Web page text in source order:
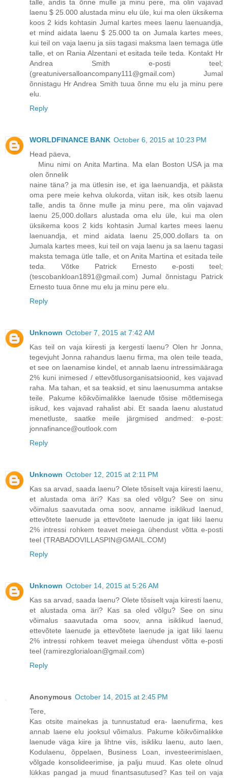
talle, andis ta õnne mulle ja minu pere, ma olin vajavad
laenu $ 25.000 alustada minu elu üle, kui ma olen üksikema
koos 2 kids kohtasin Jumal kartes mees laenu laenuandja,
et mind aidata laenu $ 25.000 ta on Jumala kartes mees,
kui teil on vaja laenu ja siis tagasi maksma laen temaga ütle
talle, et on Rania Alzentani et esitada teile teda. Kontakt Hr
Andrea Smith e-posti teel;
(greatuniversalloancompany111@gmail.com) Jumal
õnnistagu Hr Andrea Smith tuua õnne mu elu ja minu pere
elu.
Reply
WORLDFINANCE BANK October 6, 2015 at 10:23 PM
Head päeva,
Minu nimi on Anita Martina. Ma elan Boston USA ja ma
olen õnnelik
naine täna? ja ma ütlesin ise, et iga laenuandja, et päästa
oma pere meie kehva olukorda, viitan isik, kes otsib laenu
talle, andis ta õnne mulle ja minu pere, ma olin vajavad
laenu 25,000.dollars alustada oma elu üle, kui ma olen
üksikema koos 2 kids kohtasin Jumal kartes mees laenu
laenuandja, et mind aidata laenu 25,000.dollars ta on
Jumala kartes mees, kui teil on vaja laenu ja sa laenu tagasi
maksta temaga ütle talle, et on Anita Martina et esitada teile
teda. Võtke Patrick Ernesto e-posti teel;
(tescobankloan1891@gmail.com) Jumal õnnistagu Patrick
Ernesto tuua õnne mu elu ja minu pere elu.
Reply
Unknown October 7, 2015 at 7:42 AM
Kas teil on vaja kiiresti ja kergesti laenu? Olen hr Jonna,
tegevjuht Jonna rahandus laenu firma, ma olen teile teada,
et see on laenamise kindel, et annab laenu intressimääraga
2% kuni inimesed / ettevõtlusorganisatsioonid, kes vajavad
raha. Ma tahan, et sa teaksid, et sinu laenusumma antakse
teile. Pakume kõikvõimalikke laenude tõsise mõtlemisega
isikud, kes vajavad rahalist abi. Et saada laenu alustatud
menetluste, saatke meile järgmised andmed: e-post:
jonnafinance@outlook.com
Reply
Unknown October 12, 2015 at 2:11 PM
Kas sa arvad, saada laenu? Olete tõsiselt vaja kiiresti laenu,
et alustada oma äri? Kas sa oled võlgu? See on sinu
võimalus saavutada oma soov, anname isiklikud laenud,
ettevõtete laenude ja ettevõtete laenude ja igat liiki laenu
2% intressi rohkem teavet meiega ühendust võtta e-posti
teel (TRABADOVILLASPIN@GMAIL.COM)
Reply
Unknown October 14, 2015 at 5:26 AM
Kas sa arvad, saada laenu? Olete tõsiselt vaja kiiresti laenu,
et alustada oma äri? Kas sa oled võlgu? See on sinu
võimalus saavutada oma soov, anna isiklikud laenud,
ettevõtete laenude ja ettevõtete laenude ja igat liiki laenu
2% intressi rohkem teavet meiega ühendust võtta e-posti
teel (ramirezglorialoan@gmail.com)
Reply
Anonymous October 14, 2015 at 2:45 PM
Tere,
Kas otsite mainekas ja tunnustatud era- laenufirma, kes
annab laene elu jooksul võimalus. Pakume kõikvõimalikke
laenude väga kiire ja lihtne viis, isikliku laenu, auto laen,
Kodulaenu, õppelaen, Business Loan, investeerimislaen,
võlgade konsolideerimise, ja palju muud. Kas olete olnud
lükkas pangad ja muud finantsasutused? Kas teil on vaja